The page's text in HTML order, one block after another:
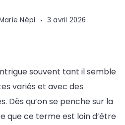
Népi 3 avril 2026
souvent tant il semble
variés et avec des
Dès qu’on se penche sur la
que ce terme est loin d’être